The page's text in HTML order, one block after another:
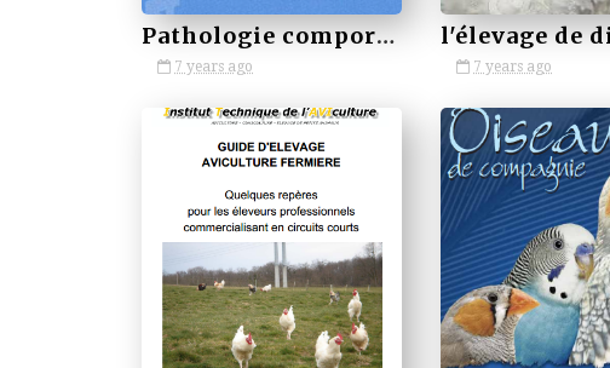
Pathologie comportementale du chien
7 years ago 7 years ago
by VETBOOKSTORE